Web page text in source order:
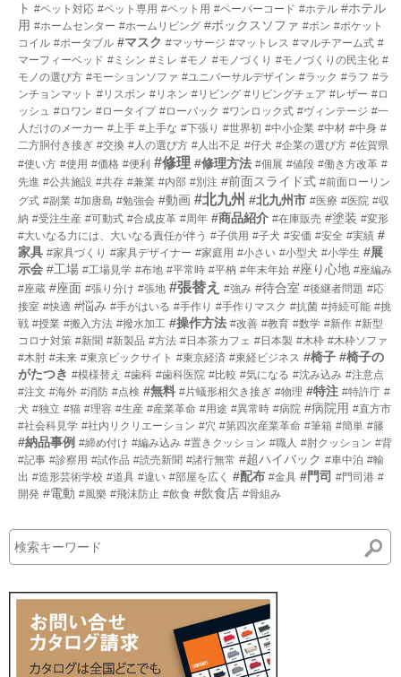
ト #ペット対応 #ペット専用 #ペット用 #ペーパーコード #ホテル #ホテル
用 #ホームセンター #ホームリビング #ボックスソファ #ボン #ポケット
コイル #ポータブル #マスク #マッサージ #マットレス #マルチアーム式 #
マーフィーベッド #ミシン #ミレ #モノ #モノづくり #モノづくりの民主化 #
モノの選び方 #モーションソファ #ユニバーサルデザイン #ラック #ラフ #ラ
ンチョンマット #リスボン #リネン #リビング #リビングチェア #レザー #ロ
ッシュ #ロワン #ロータイプ #ローバック #ワンロック式 #ヴィンテージ #一
人だけのメーカー #上手 #上手な #下張り #世界初 #中小企業 #中材 #中身 #
二方胴付き接ぎ #交換 #人の選び方 #人出不足 #仔犬 #企業の選び方 #佐賀県
#使い方 #使用 #価格 #便利 #修理 #修理方法 #個展 #値段 #働き方改革 #
先進 #公共施設 #共存 #兼業 #内部 #別注 #前面スライド式 #前面ローリン
グ式 #副業 #加唐島 #勉強会 #動画 #北九州 #北九州市 #医療 #医院 #収
納 #受注生産 #可動式 #合成皮革 #周年 #商品紹介 #在庫販売 #塗装 #変形
#大いなる力には、大いなる責任が伴う #子供用 #子犬 #安価 #安全 #実績 #
家具 #家具づくり #家具デザイナー #家庭用 #小さい #小型犬 #小学生 #展
示会 #工場 #工場見学 #布地 #平常時 #平枘 #年末年始 #座り心地 #座編み
#座蔵 #座面 #張り分け #張地 #張替え #強み #待合室 #後継者問題 #応
接室 #快適 #悩み #手がはいる #手作り #手作りマスク #抗菌 #持続可能 #挑
戦 #授業 #搬入方法 #撥水加工 #操作方法 #改善 #教育 #数学 #新作 #新型
コロナ対策 #新聞 #新製品 #方法 #日本茶カフェ #日本製 #木枠 #木枠ソファ
#木肘 #未来 #東京ビックサイト #東京経済 #東経ビジネス #椅子 #椅子の
がたつき #模様替え #歯科 #歯科医院 #比較 #気になる #沈み込み #注意点
#注文 #海外 #消防 #点検 #無料 #片蟻形相欠き接ぎ #物理 #特注 #特許庁 #
犬 #独立 #猫 #理容 #生産 #産業革命 #用途 #異常時 #病院 #病院用 #直方市
#社会科見学 #社内リクリエーション #穴 #第四次産業革命 #筆箱 #簡単 #籐
#納品事例 #締め付け #編み込み #置きクッション #職人 #肘クッション #背
#記事 #診察用 #試作品 #読売新聞 #諸行無常 #超ハイバック #車中泊 #輸
出 #造形芸術学校 #道具 #違い #部屋を広く #配布 #金具 #門司 #門司港 #
開発 #電動 #風樂 #飛沫防止 #飲食 #飲食店 #骨組み